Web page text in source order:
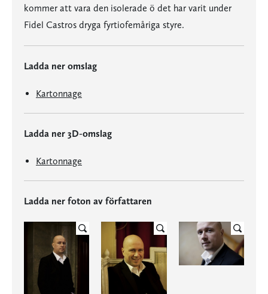
kommer att vara den isolerade ö det har varit under
Fidel Castros dryga fyrtiofemåriga styre.
Ladda ner omslag
Kartonnage
Ladda ner 3D-omslag
Kartonnage
Ladda ner foton av författaren